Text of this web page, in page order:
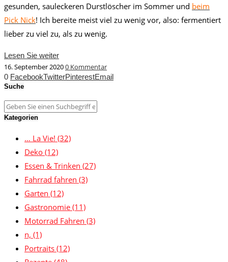
gesunden, sauleckeren Durstlöscher im Sommer und beim
Pick Nick! Ich bereite meist viel zu wenig vor, also: fermentiert
lieber zu viel zu, als zu wenig.
Lesen Sie weiter
16. September 20200 Kommentar
0 FacebookTwitterPinterestEmail
Suche
Kategorien
… La Vie! (32)
Deko (12)
Essen & Trinken (27)
Fahrrad fahren (3)
Garten (12)
Gastronomie (11)
Motorrad Fahren (3)
n, (1)
Portraits (12)